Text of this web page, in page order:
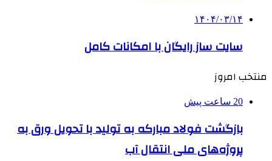
۱۴۰۴/۰۳/۱۴
سایت ساز رایگان با امکانات کامل
منتخب امروز
20 ساعت پیش
بازگشت فولاد مبارکه به تولید با تحویل ورق به
پروژه‌های ملی انتقال آب